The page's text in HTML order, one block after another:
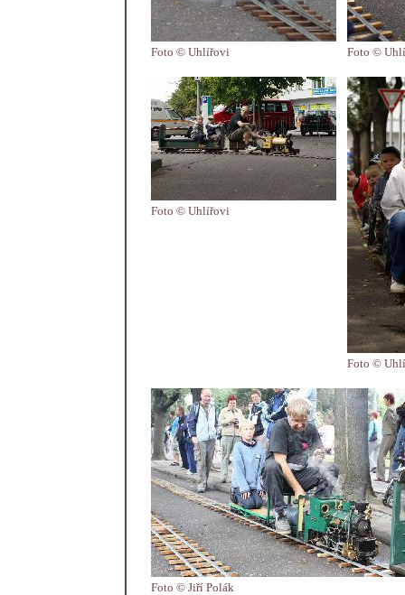
Foto © Uhlířovi Foto ©
Foto © Uhlířovi
Foto ©
Foto © Jiří Polák